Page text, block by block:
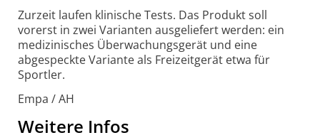
Zurzeit laufen klinische Tests. Das Produkt soll
vorerst in zwei Varianten ausgeliefert werden: ein
medizinisches Überwachungsgerät und eine
abgespeckte Variante als Freizeitgerät etwa für
Sportler.
Empa / AH
Weitere Infos